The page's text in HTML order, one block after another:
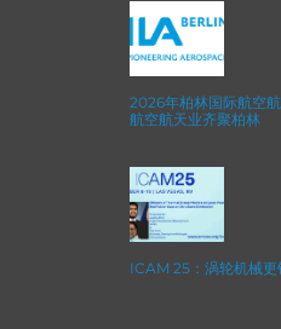
2026年柏林国际航空
航空航天业齐聚柏林
ICAM 25：涡轮机械